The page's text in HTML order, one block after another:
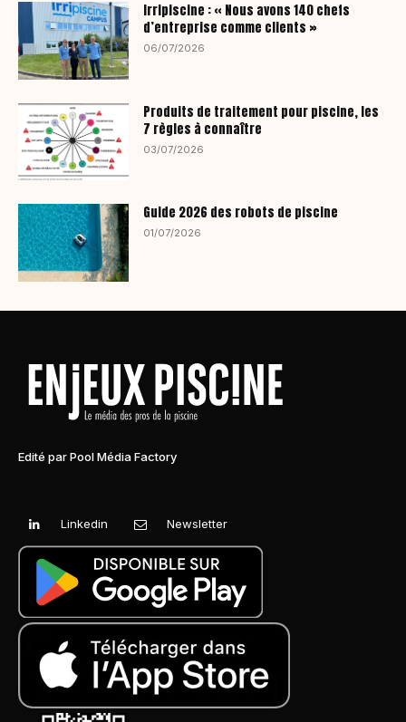
Irripiscine : « Nous avons 140 chefs
d’entreprise comme clients »
06/07/2026
Produits de traitement pour piscine, les
7 règles à connaître
03/07/2026
Guide 2026 des robots de piscine
01/07/2026
Edité par Pool Média Factory
Linkedin Newsletter